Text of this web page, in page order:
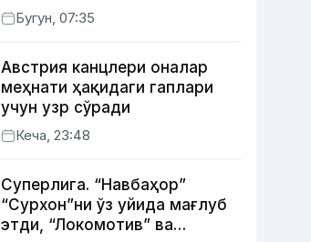
бермоқчи” — Литва мудофаа
вазири
Бугун, 07:35
Австрия канцлери оналар
меҳнати ҳақидаги гаплари
учун узр сўради
Кеча, 23:48
Суперлига. “Навбаҳор”
“Сурхон”ни ўз уйида мағлуб
этди, “Локомотив” ва